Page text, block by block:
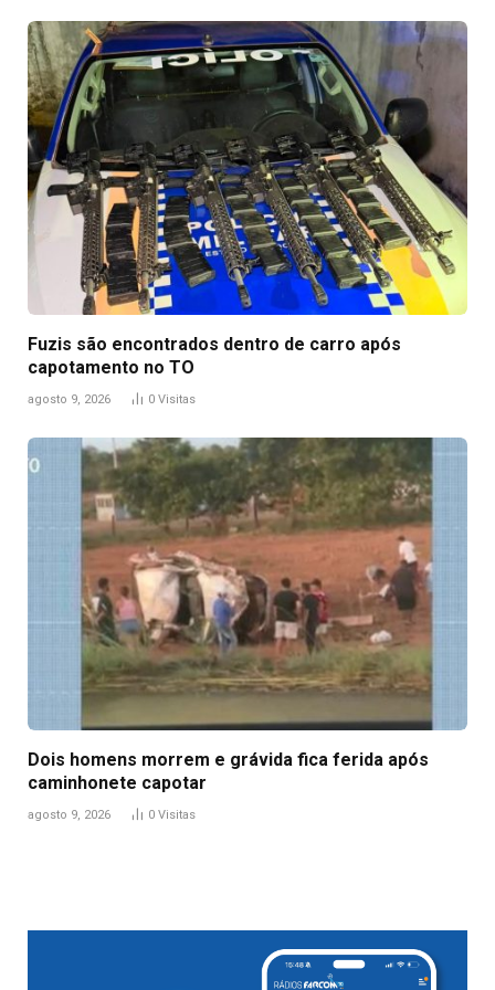
Fuzis são encontrados dentro de carro após
capotamento no TO
agosto 9, 2026 0 Visitas
Dois homens morrem e grávida fica ferida após
caminhonete capotar
agosto 9, 2026 0 Visitas